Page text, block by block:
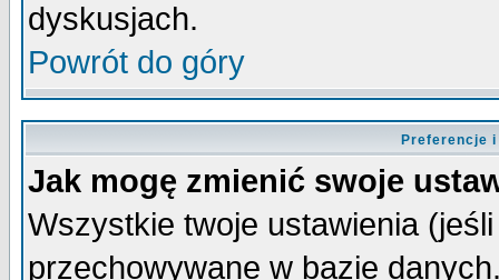
dyskusjach.
Powrót do góry
Preferencje
Jak mogę zmienić swoje
Wszystkie twoje ustawienia
przechowywane w bazie